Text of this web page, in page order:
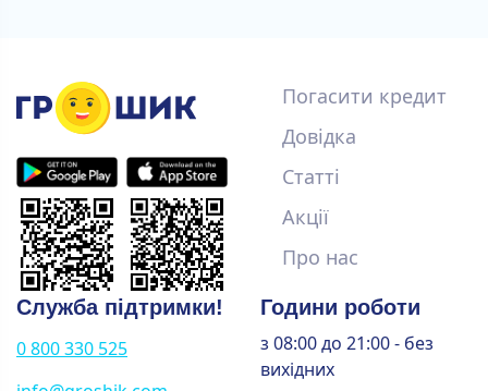
Погасити кредит
Довідка
Статті
Акції
Про нас
Служба підтримки!
0 800 330 525
Години роботи
з 08:00 до 21:00 - без
вихідних